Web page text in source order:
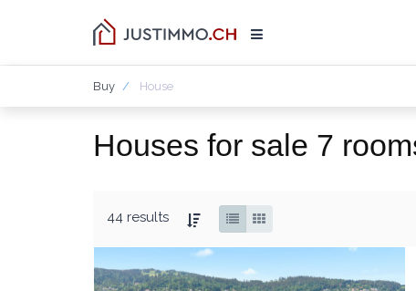
Buy House
Houses for sale 7
44 results